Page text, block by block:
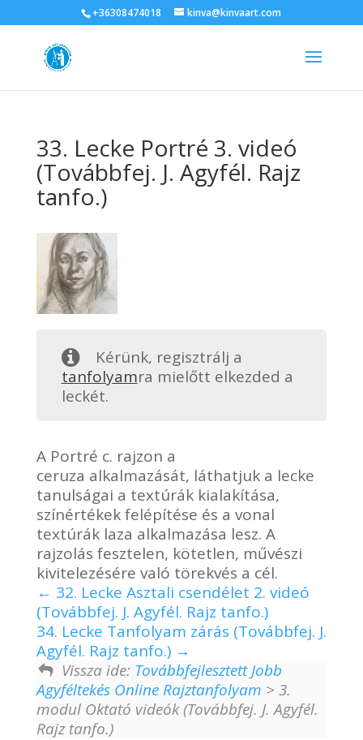
+36308474018 kinva@kinvaart.com
33. Lecke Portré 3. videó
(Továbbfej. J. Agyfél. Rajz
tanfo.)
Kérünk, regisztrálj a
tanfolyamra mielőtt elkezded a
leckét.
A Portré c. rajzon a
ceruza alkalmazását, láthatjuk a lecke
tanulságai a textúrák kialakítása,
színértékek felépítése és a vonal
textúrák laza alkalmazása lesz. A
rajzolás fesztelen, kötetlen, művészi
kivitelezésére való törekvés a cél.
32. Lecke Asztali csendélet 2. videó
(Továbbfej. J. Agyfél. Rajz tanfo.)
34. Lecke Tanfolyam zárás (Továbbfej. J.
Agyfél. Rajz tanfo.)
Vissza ide: Továbbfejlesztett Jobb
Agyféltekés Online Rajztanfolyam > 3.
modul Oktató videók (Továbbfej. J. Agyfél.
Rajz tanfo.)